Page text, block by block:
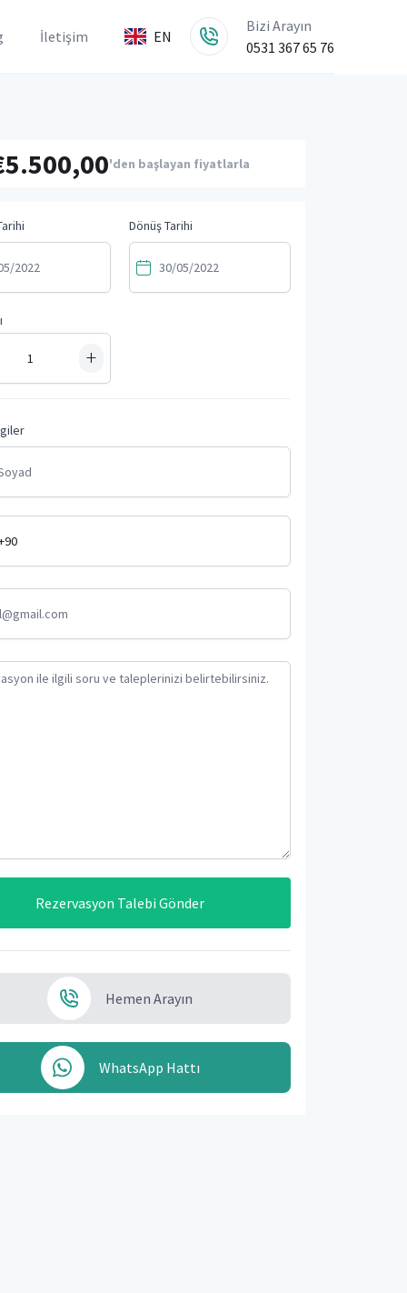
İletişim EN
Bizi Arayın
0531 367 65 76
'den başlayan fiyatlarla
Dönüş Tarihi
+
Rezervasyon Talebi Gönder
Hemen Arayın
WhatsApp Hattı